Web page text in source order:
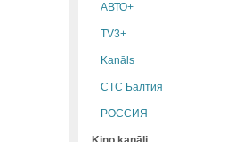
АВТО+
TV3+
Kanāls
СТС Балтия
РОССИЯ